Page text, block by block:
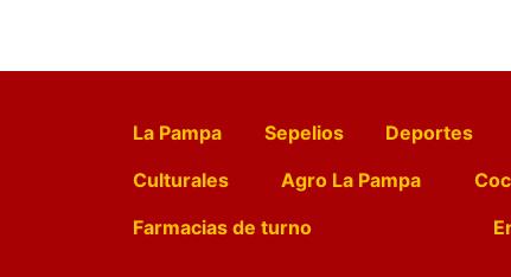
La Pampa Sepelios Deportes
Culturales
Agro La Pampa
Farmacias de turno